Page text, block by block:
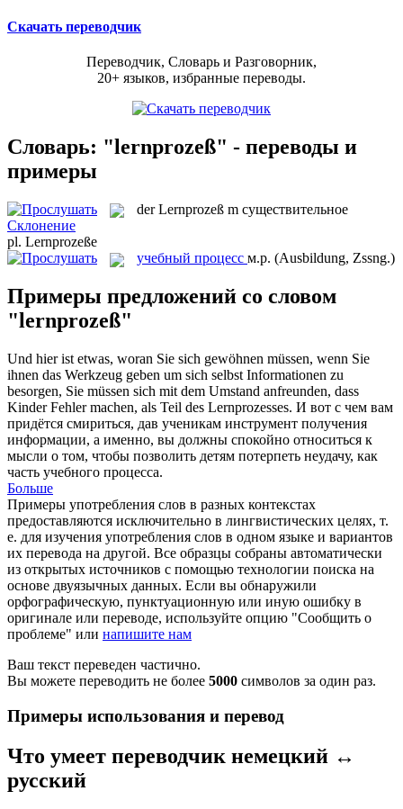
Скачать переводчик
Переводчик, Словарь и Разговорник,
20+ языков, избранные переводы.
Словарь: "lernprozeß" - переводы и
примеры
derLernprozeß m существительное
Склонение
pl. Lernprozeße
учебный процесс м.р. (Ausbildung, Zssng.)
Примеры предложений со словом
"lernprozeß"
Und hier ist etwas, woran Sie sich gewöhnen müssen, wenn Sie
ihnen das Werkzeug geben um sich selbst Informationen zu
besorgen, Sie müssen sich mit dem Umstand anfreunden, dass
Kinder Fehler machen, als Teil des Lernprozesses. И вот с чем вам
придётся смириться, дав ученикам инструмент получения
информации, а именно, вы должны спокойно относиться к
мысли о том, чтобы позволить детям потерпеть неудачу, как
часть учебного процесса.
Больше
Примеры употребления слов в разных контекстах
предоставляются исключительно в лингвистических целях, т.
е. для изучения употребления слов в одном языке и вариантов
их перевода на другой. Все образцы собраны автоматически
из открытых источников с помощью технологии поиска на
основе двуязычных данных. Если вы обнаружили
орфографическую, пунктуационную или иную ошибку в
оригинале или переводе, используйте опцию "Сообщить о
проблеме" или напишите нам
Ваш текст переведен частично.
Вы можете переводить не более 5000 символов за один раз.
Примеры использования и перевод
Что умеет переводчик немецкий ↔
русский